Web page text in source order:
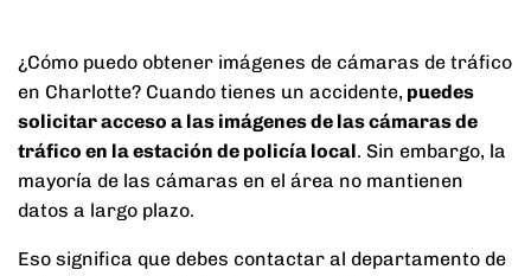
¿Cómo puedo obtener imágenes de cámaras de tráfico
en Charlotte? Cuando tienes un accidente, puedes
solicitar acceso a las imágenes de las cámaras de
tráfico en la estación de policía local. Sin embargo, la
mayoría de las cámaras en el área no mantienen
datos a largo plazo.
Eso significa que debes contactar al departamento de